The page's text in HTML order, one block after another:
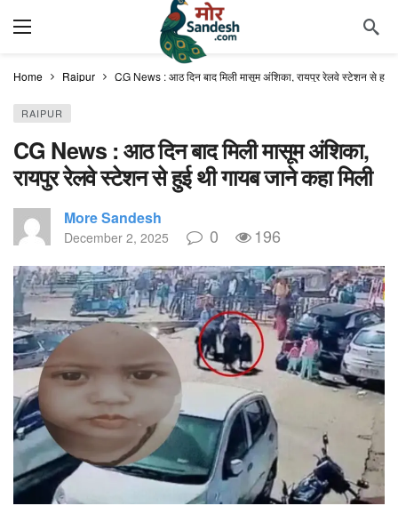
Home Raipur CG News : आठ दिन बाद मिली मासूम अंशिका, रायपुर रेलवे स्टेशन से हुई
RAIPUR
CG News : आठ दिन बाद मिली मासूम अंशिका,
रायपुर रेलवे स्टेशन से हुई थी गायब जाने कहा मिली
More Sandesh
December 2, 2025 0 196